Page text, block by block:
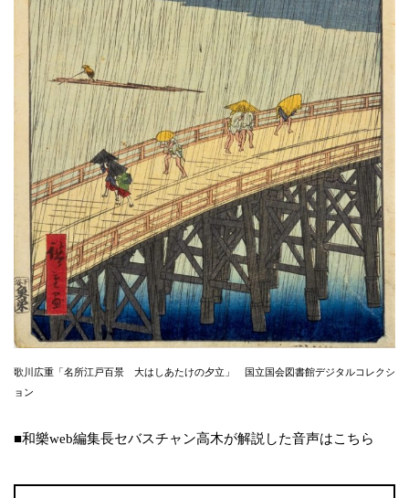
歌川広重「名所江戸百景 大はしあたけの夕立」 国立国会図書館デジタルコレクシ
ョン
■和樂web編集長セバスチャン高木が解説した音声はこちら